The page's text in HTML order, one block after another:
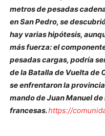
metros de pesadas
en San Pedro, se
hay varias hipótesis,
más fuerza: el
pesadas cargas, podría
de la Batalla de Vuelta de
se enfrentaron la
mando de Juan Manuel
francesas.https://